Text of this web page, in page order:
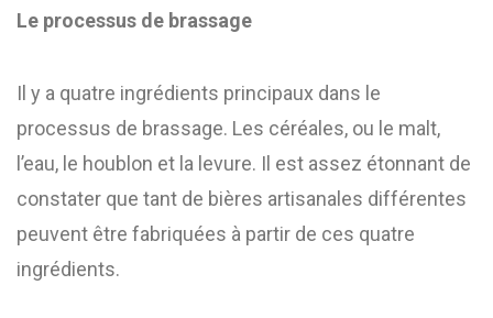
Le processus de brassage
Il y a quatre ingrédients principaux dans le
processus de brassage. Les céréales, ou le malt,
l’eau, le houblon et la levure. Il est assez étonnant de
constater que tant de bières artisanales différentes
peuvent être fabriquées à partir de ces quatre
ingrédients.